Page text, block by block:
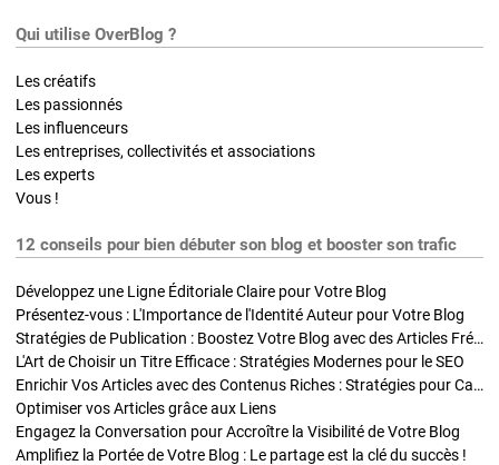
Qui utilise OverBlog ?
Les créatifs
Les passionnés
Les influenceurs
Les entreprises, collectivités et associations
Les experts
Vous !
12 conseils pour bien débuter son blog et booster son trafic
Développez une Ligne Éditoriale Claire pour Votre Blog
Présentez-vous : L'Importance de l'Identité Auteur pour Votre Blog
Stratégies de Publication : Boostez Votre Blog avec des Articles Fréquents et Exclusifs
L'Art de Choisir un Titre Efficace : Stratégies Modernes pour le SEO
Enrichir Vos Articles avec des Contenus Riches : Stratégies pour Captiver et Optimiser
Optimiser vos Articles grâce aux Liens
Engagez la Conversation pour Accroître la Visibilité de Votre Blog
Amplifiez la Portée de Votre Blog : Le partage est la clé du succès !